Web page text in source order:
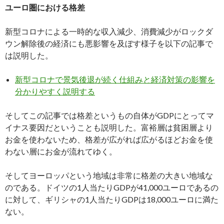
ユーロ圏における格差
新型コロナによる一時的な収入減少、消費減少がロックダ
ウン解除後の経済にも悪影響を及ぼす様子を以下の記事で
は説明した。
新型コロナで景気後退が続く仕組みと経済対策の影響を
分かりやすく説明する
そしてこの記事では格差というもの自体がGDPにとってマ
イナス要因だということも説明した。富裕層は貧困層より
お金を使わないため、格差が広がれば広がるほどお金を使
わない層にお金が流れてゆく。
そしてヨーロッパという地域は非常に格差の大きい地域な
のである。ドイツの1人当たりGDPが41,000ユーロであるの
に対して、ギリシャの1人当たりGDPは18,000ユーロに満た
ない。